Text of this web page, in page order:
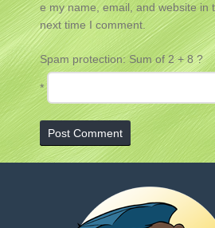
e my name, email, and website in
next time I comment.
Spam protection: Sum of 2 + 8 ?
*